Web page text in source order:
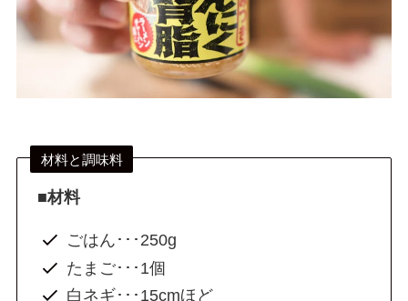
材料と調味料
■材料
ごはん･･･250g
たまご･･･1個
白ネギ･･･15cmほど